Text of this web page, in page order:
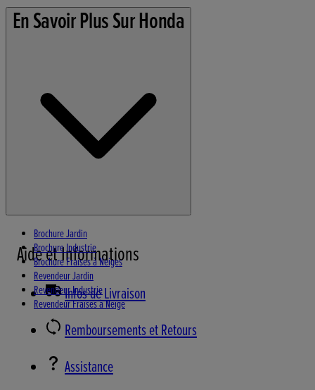
Conditions d'utilisation
Politique de confidentialité
En Savoir Plus Sur Honda
Brochure Jardin
Brochure Industrie
Brochure Fraises à Neiges
Revendeur Jardin
Revendeur Industrie
Revendeur Fraises à Neige
Aide et Informations
Infos de Livraison
Remboursements et Retours
Assistance